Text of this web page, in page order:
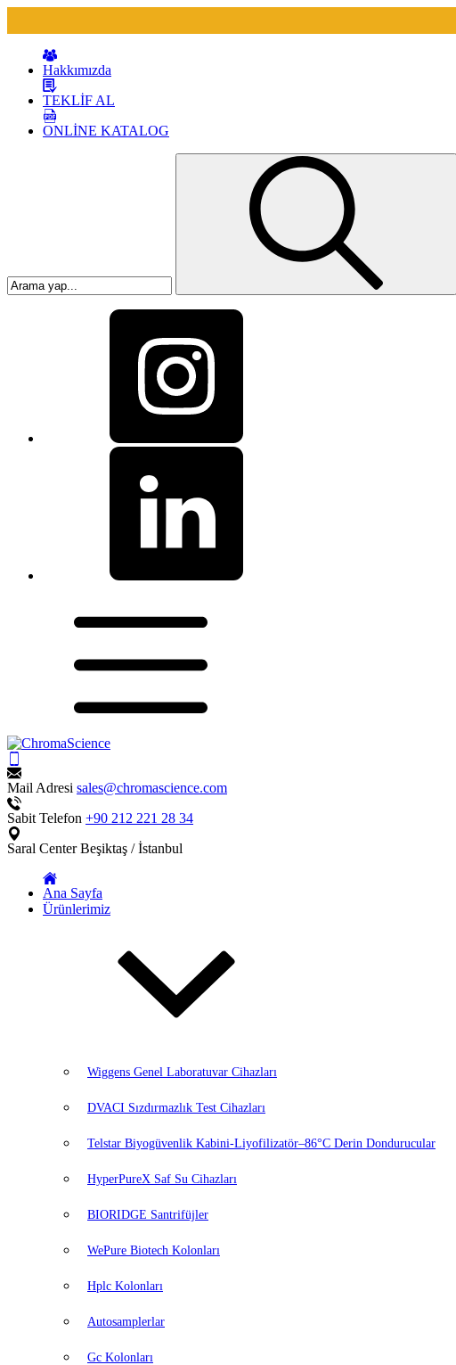
Hakkımızda
TEKLİF AL
ONLİNE KATALOG
Mail Adresi sales@chromascience.com
Sabit Telefon +90 212 221 28 34
Saral CenterBeşiktaş / İstanbul
Ana Sayfa
Ürünlerimiz
Wiggens Genel Laboratuvar Cihazları
DVACI Sızdırmazlık Test Cihazları
Telstar Biyogüvenlik Kabini-Liyofilizatör–86°C Derin Dondurucular
HyperPureX Saf Su Cihazları
BIORIDGE Santrifüjler
WePure Biotech Kolonları
Hplc Kolonları
Autosamplerlar
Gc Kolonları